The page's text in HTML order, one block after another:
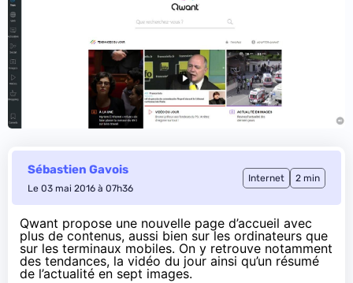
Sébastien Gavois
Le 03 mai 2016 à 07h36
Internet 2 min
Qwant propose une nouvelle page d’accueil avec
plus de contenus, aussi bien sur les ordinateurs que
sur les terminaux mobiles. On y retrouve notamment
des tendances, la vidéo du jour ainsi qu’un résumé
de l’actualité en sept images.